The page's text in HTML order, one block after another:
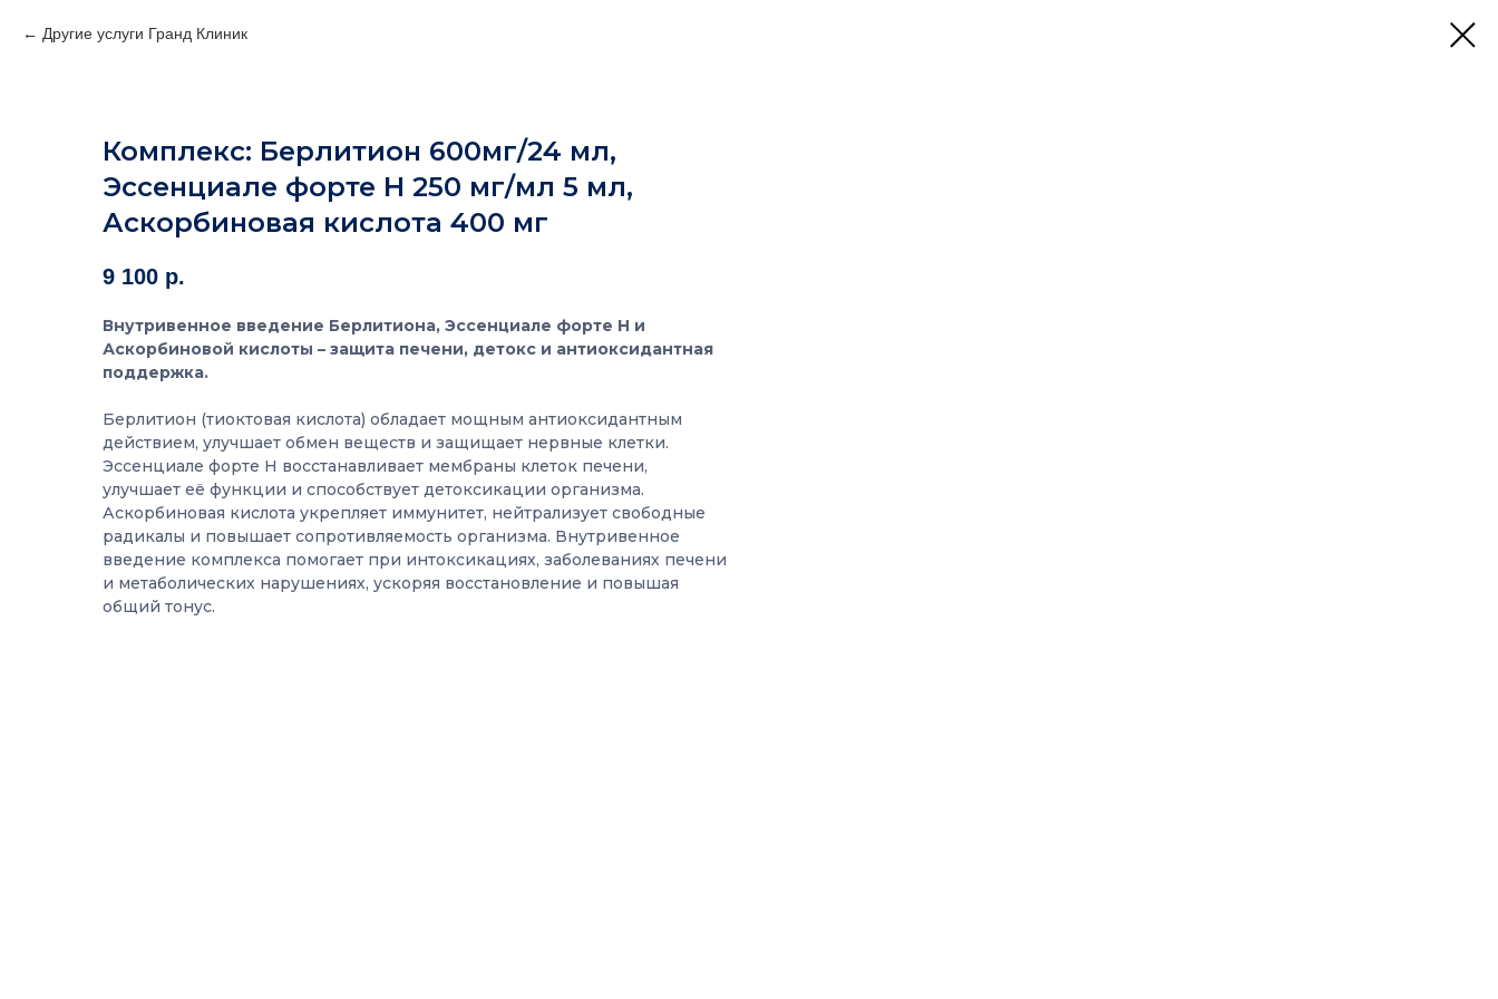
Другие услуги Гранд Клиник
Комплекс: Берлитион 600мг/24 мл,
Эссенциале форте Н 250 мг/мл 5 мл,
Аскорбиновая кислота 400 мг
9 100 р.
Внутривенное введение Берлитиона, Эссенциале форте Н и
Аскорбиновой кислоты – защита печени, детокс и антиоксидантная
поддержка.
Берлитион (тиоктовая кислота) обладает мощным антиоксидантным
действием, улучшает обмен веществ и защищает нервные клетки.
Эссенциале форте Н восстанавливает мембраны клеток печени,
улучшает её функции и способствует детоксикации организма.
Аскорбиновая кислота укрепляет иммунитет, нейтрализует свободные
радикалы и повышает сопротивляемость организма. Внутривенное
введение комплекса помогает при интоксикациях, заболеваниях печени
и метаболических нарушениях, ускоряя восстановление и повышая
общий тонус.